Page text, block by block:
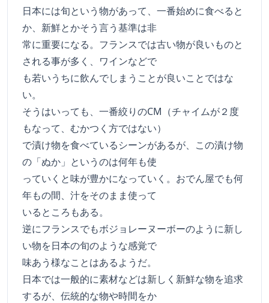
日本には旬という物があって、一番始めに食べると
か、新鮮とかそう言う基準は非
常に重要になる。フランスでは古い物が良いものと
される事が多く、ワインなどで
も若いうちに飲んでしまうことが良いことではな
い。
そうはいっても、一番絞りのCM（チャイムが２度
もなって、むかつく方ではない）
で漬け物を食べているシーンがあるが、この漬け物
の「ぬか」というのは何年も使
っていくと味が豊かになっていく。おでん屋でも何
年もの間、汁をそのまま使って
いるところもある。
逆にフランスでもボジョレーヌーボーのように新し
い物を日本の旬のような感覚で
味あう様なことはあるようだ。
日本では一般的に素材などは新しく新鮮な物を追求
するが、伝統的な物や時間をか